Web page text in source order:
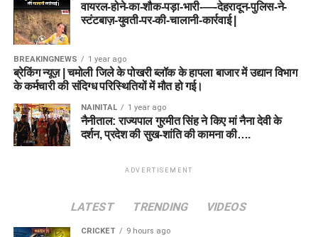
वायरल-होने-का-शौक-पड़ा-भारी-—-देहरादून-पुलिस-ने-
स्टंटबाज़-युवती-पर-की-चालानी-कार्रवाई |
BREAKINGNEWS 1 year ago
ब्रेकिंग न्यूज़ | चमोली जिले के पोखरी ब्लॉक के हापला बाजार में उद्यान विभाग
के कर्मचारी की संदिग्ध परिस्थितियों में मौत हो गई।
NAINITAL 1 year ago
नैनीताल: राज्यपाल गुरमीत सिंह ने किए मां नैना देवी के
दर्शन, प्रदेश की सुख-शांति की कामना की….
ADVERTISEMENT
LATEST TRENDING VIDEOS
CRICKET 9 hours ago